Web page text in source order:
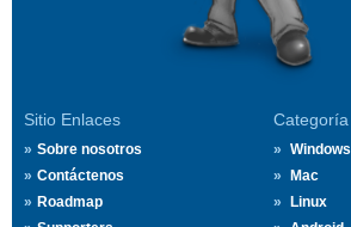
Sitio Enlaces
Sobre nosotros
Contáctenos
Roadmap
Categoría
Windows
Mac
Linux